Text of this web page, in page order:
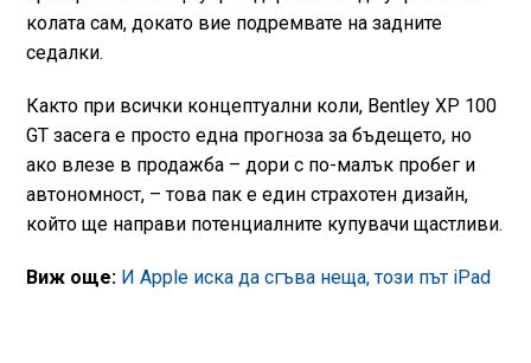
колата сам, докато вие подремвате на задните
седалки.
Както при всички концептуални коли, Bentley XP 100
GT засега е просто една прогноза за бъдещето, но
ако влезе в продажба – дори с по-малък пробег и
автономност, – това пак е един страхотен дизайн,
който ще направи потенциалните купувачи щастливи.
Виж още: И Apple иска да сгъва неща, този път iPad